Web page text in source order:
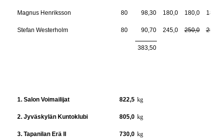
Magnus Henriksson 80 98,30 180,0 180,0 180,0
Stefan Westerholm 80 90,70 245,0 250,0 250,0
383,50
1. Salon Voimailijat 822,5 kg
2. Jyväskylän Kuntoklubi 805,0 kg
3. Tapanilan Erä II 730,0 kg